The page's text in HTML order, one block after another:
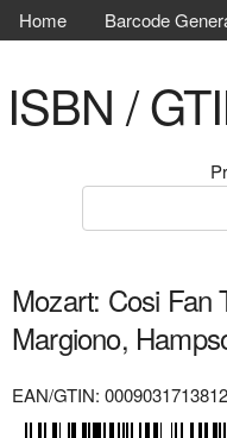
Home Barcode
ISBN /
Mozart: Cosi Fan
Margiono,
EAN/GTIN: 0009031713812